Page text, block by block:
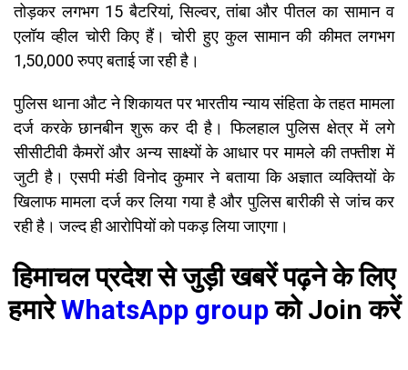
तोड़कर लगभग 15 बैटरियां, सिल्वर, तांबा और पीतल का सामान व
एलॉय व्हील चोरी किए हैं। चोरी हुए कुल सामान की कीमत लगभग
1,50,000 रुपए बताई जा रही है।
पुलिस थाना औट ने शिकायत पर भारतीय न्याय संहिता के तहत मामला
दर्ज करके छानबीन शुरू कर दी है। फिलहाल पुलिस क्षेत्र में लगे
सीसीटीवी कैमरों और अन्य साक्ष्यों के आधार पर मामले की तफ्तीश में
जुटी है। एसपी मंडी विनोद कुमार ने बताया कि अज्ञात व्यक्तियों के
खिलाफ मामला दर्ज कर लिया गया है और पुलिस बारीकी से जांच कर
रही है। जल्द ही आरोपियों को पकड़ लिया जाएगा।
हिमाचल प्रदेश से जुड़ी खबरें पढ़ने के लिए
हमारेWhatsApp groupको Join करें